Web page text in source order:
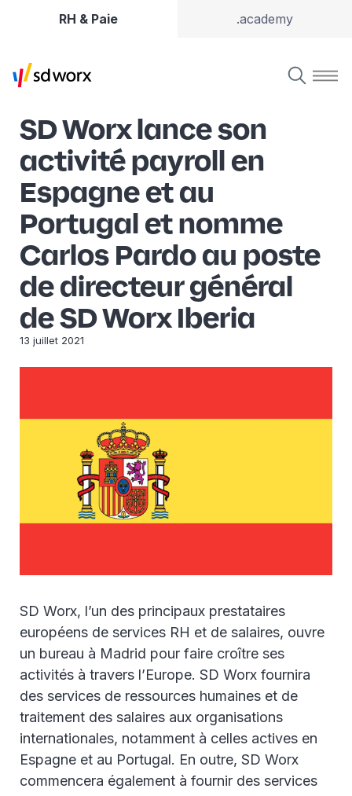
RH & Paie .academy
SD Worx lance son
activité payroll en
Espagne et au
Portugal et nomme
Carlos Pardo au poste
de directeur général
de SD Worx Iberia
13 juillet 2021
SD Worx, l’un des principaux prestataires
européens de services RH et de salaires, ouvre
un bureau à Madrid pour faire croître ses
activités à travers l’Europe. SD Worx fournira
des services de ressources humaines et de
traitement des salaires aux organisations
internationales, notamment à celles actives en
Espagne et au Portugal. En outre, SD Worx
commencera également à fournir des services